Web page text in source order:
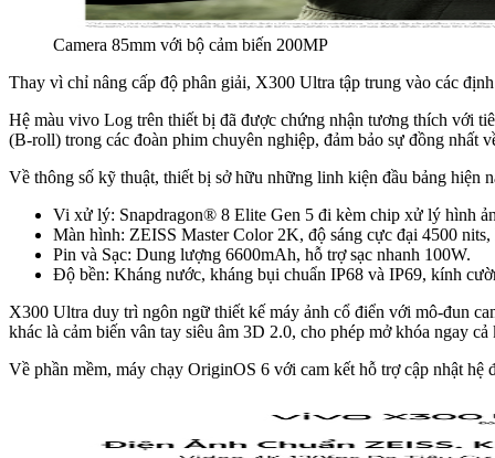
Camera 85mm với bộ cảm biến 200MP
Thay vì chỉ nâng cấp độ phân giải, X300 Ultra tập trung vào các
Hệ màu vivo Log trên thiết bị đã được chứng nhận tương thích với
(B-roll) trong các đoàn phim chuyên nghiệp, đảm bảo sự đồng nhất
Về thông số kỹ thuật, thiết bị sở hữu những linh kiện đầu bảng hiện
Vi xử lý: Snapdragon® 8 Elite Gen 5 đi kèm chip xử lý hình
Màn hình: ZEISS Master Color 2K, độ sáng cực đại 4500
Pin và Sạc: Dung lượng 6600mAh, hỗ trợ sạc nhanh 100W.
Độ bền: Kháng nước, kháng bụi chuẩn IP68 và IP69, kính
X300 Ultra duy trì ngôn ngữ thiết kế máy ảnh cổ điển với mô-đun
khác là cảm biến vân tay siêu âm 3D 2.0, cho phép mở khóa ngay
Về phần mềm, máy chạy OriginOS 6 với cam kết hỗ trợ cập nhật hệ